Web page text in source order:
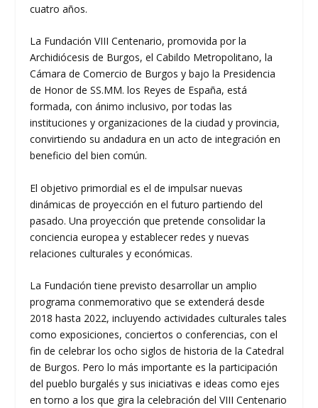
cuatro años.
La Fundación VIII Centenario, promovida por la
Archidiócesis de Burgos, el Cabildo Metropolitano, la
Cámara de Comercio de Burgos y bajo la Presidencia
de Honor de SS.MM. los Reyes de España, está
formada, con ánimo inclusivo, por todas las
instituciones y organizaciones de la ciudad y provincia,
convirtiendo su andadura en un acto de integración en
beneficio del bien común.
El objetivo primordial es el de impulsar nuevas
dinámicas de proyección en el futuro partiendo del
pasado. Una proyección que pretende consolidar la
conciencia europea y establecer redes y nuevas
relaciones culturales y económicas.
La Fundación tiene previsto desarrollar un amplio
programa conmemorativo que se extenderá desde
2018 hasta 2022, incluyendo actividades culturales tales
como exposiciones, conciertos o conferencias, con el
fin de celebrar los ocho siglos de historia de la Catedral
de Burgos. Pero lo más importante es la participación
del pueblo burgalés y sus iniciativas e ideas como ejes
en torno a los que gira la celebración del VIII Centenario